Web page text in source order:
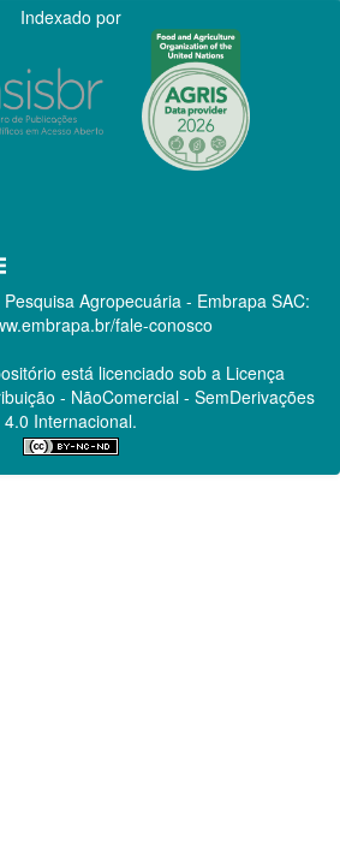
Indexado por
Agropecuária - Embrapa SAC:
fale-conosco
está licenciado sob a Licença
- NãoComercial - SemDerivações
4.0 Internacional.